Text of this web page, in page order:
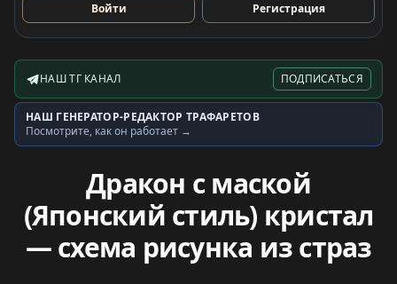
Войти Регистрация
Telegram-канал
НАШ ТГ КАНАЛ ПОДПИСАТЬСЯ
Генератор трафаретов
НАШ ГЕНЕРАТОР-РЕДАКТОР ТРАФАРЕТОВ
Посмотрите, как он работает →
Дракон с маской
(Японский стиль) кристал
— схема рисунка из страз